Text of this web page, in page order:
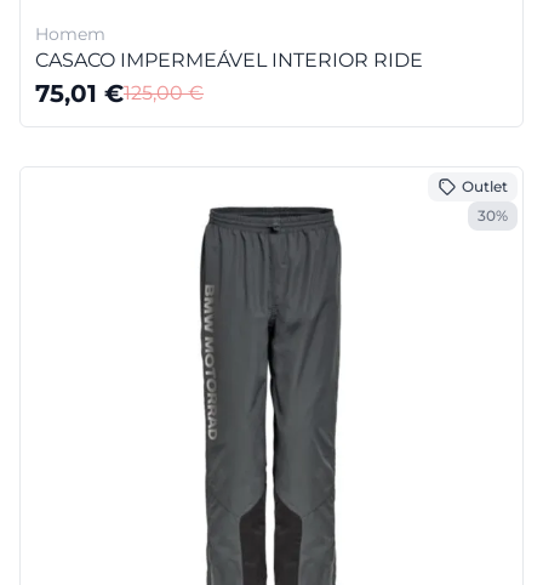
Homem
CASACO IMPERMEÁVEL INTERIOR RIDE
75,01 €125,00€
Outlet
30%